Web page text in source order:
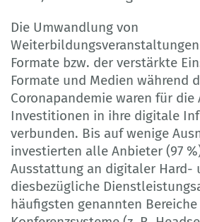
Die Umwandlung von
Formate bzw. der verstärkte
Formate und Medien während
Coronapandemie waren für
Investitionen in ihre digitale
verbunden. Bis auf wenige
investierten alle Anbieter (97
Ausstattung an digitaler Hard-
diesbezügliche
häufigsten genannten